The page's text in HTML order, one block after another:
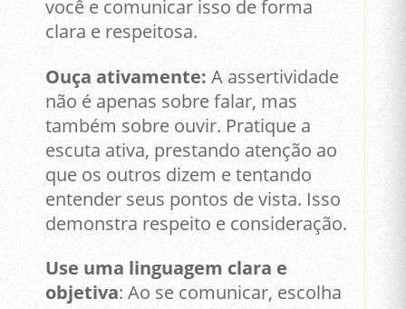
você e comunicar isso de forma
clara e respeitosa.
Ouça ativamente: A assertividade
não é apenas sobre falar, mas
também sobre ouvir. Pratique a
escuta ativa, prestando atenção ao
que os outros dizem e tentando
entender seus pontos de vista. Isso
demonstra respeito e consideração.
Use uma linguagem clara e
objetiva: Ao se comunicar, escolha